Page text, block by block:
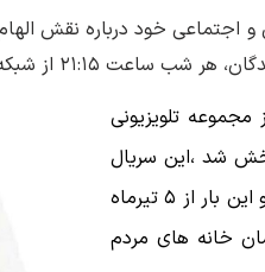
اجتماعی خود درباره نقش
مجموعه تلویزیونی
شد ،این سریال
بار دیگر در جدول پخش تلویزیون قرار گرفت و این بار از ۵ تیرماه
مهمان خانه های مردم